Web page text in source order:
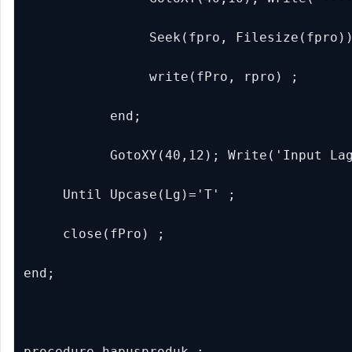
Seek(fpro,
write(fPro, rpro) ;
end;
GotoXY(40,12); Write('Input
Until Upcase(Lg)='T' ;
close(fPro) ;
end;